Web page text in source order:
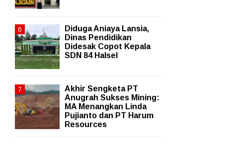
Diduga Aniaya Lansia,
Dinas Pendidikan
Didesak Copot Kepala
SDN 84 Halsel
Akhir Sengketa PT
Anugrah Sukses Mining:
MA Menangkan Linda
Pujianto dan PT Harum
Resources